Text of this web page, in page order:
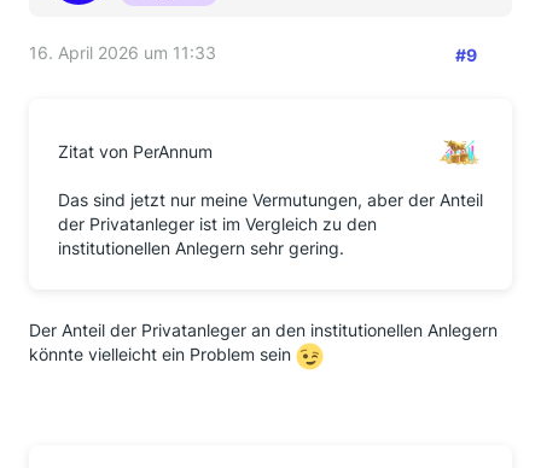
16. April 2026 um 11:33 #9
Zitat von PerAnnum
Das sind jetzt nur meine Vermutungen, aber der Anteil
der Privatanleger ist im Vergleich zu den
institutionellen Anlegern sehr gering.
Der Anteil der Privatanleger an den institutionellen Anlegern
könnte vielleicht ein Problem sein